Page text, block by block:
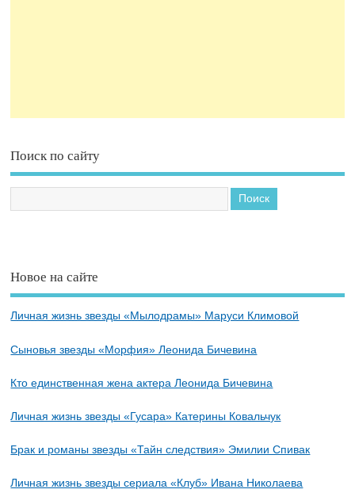
Поиск по сайту
Новое на сайте
Личная жизнь звезды «Мылодрамы» Маруси Климовой
Сыновья звезды «Морфия» Леонида Бичевина
Кто единственная жена актера Леонида Бичевина
Личная жизнь звезды «Гусара» Катерины Ковальчук
Брак и романы звезды «Тайн следствия» Эмилии Спивак
Личная жизнь звезды сериала «Клуб» Ивана Николаева